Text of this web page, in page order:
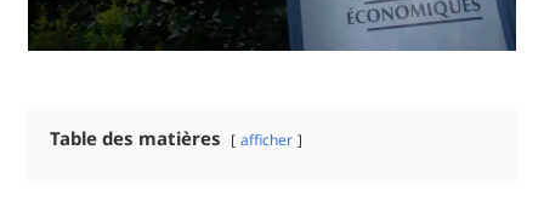
Table des matières afficher